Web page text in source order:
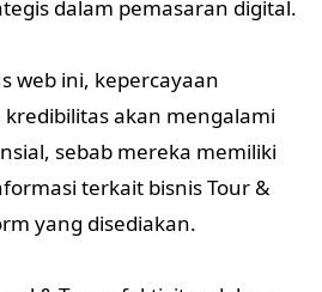
dalam pemasaran digital.
web ini, kepercayaan
akan mengalami
sebab mereka memiliki
terkait bisnis Tour &
yang disediakan.